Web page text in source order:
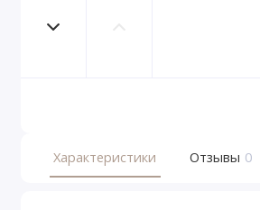
Характеристики Отзывы 0